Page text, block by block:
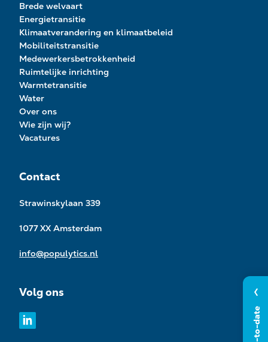
Brede welvaart
Energietransitie
Klimaatverandering en klimaatbeleid
Mobiliteitstransitie
Medewerkersbetrokkenheid
Ruimtelijke inrichting
Warmtetransitie
Water
Over ons
Wie zijn wij?
Vacatures
Contact
Strawinskylaan 339
1077 XX Amsterdam
info@populytics.nl
Volg ons